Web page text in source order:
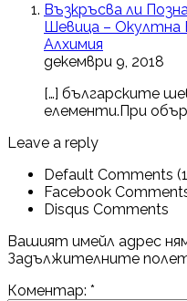
Възкръсва ли
Шевица – Окултна
Алхимия
декември 9, 2018
[…] българските
елементи.При
Leave a reply
Default Comments
Facebook
Disqus Comments
Вашият имейл адрес
Задължителните
Коментар: *